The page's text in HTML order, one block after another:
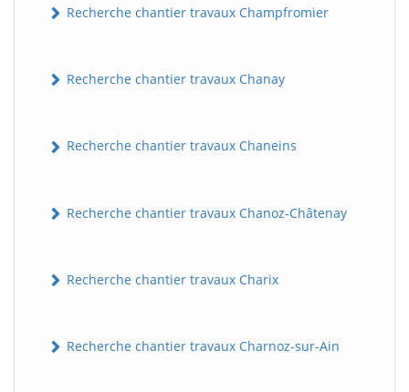
Recherche chantier travaux Champfromier
Recherche chantier travaux Chanay
Recherche chantier travaux Chaneins
Recherche chantier travaux Chanoz-Châtenay
Recherche chantier travaux Charix
Recherche chantier travaux Charnoz-sur-Ain